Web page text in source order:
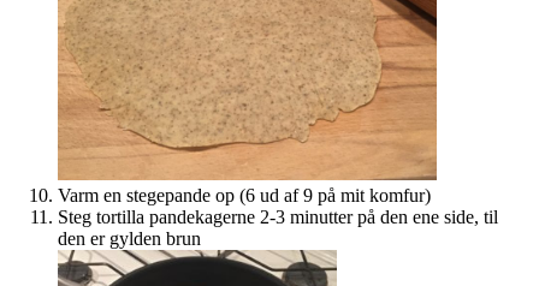
Varm en stegepande op (6 ud af 9 på mit komfur)
Steg tortilla pandekagerne 2-3 minutter på den ene side, til
den er gylden brun